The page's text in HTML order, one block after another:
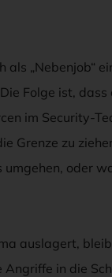
„Nebenjob“
Folge ist,
im Security-
Grenze zu
umgehen, oder
auslagert,
in die